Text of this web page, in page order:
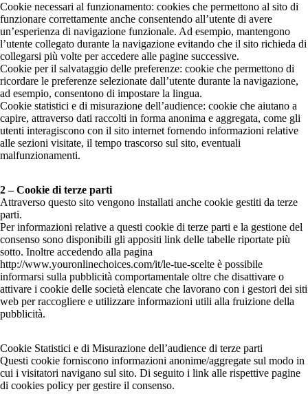
Cookie necessari al funzionamento: cookies che permettono al sito di
funzionare correttamente anche consentendo all’utente di avere
un’esperienza di navigazione funzionale. Ad esempio, mantengono
l’utente collegato durante la navigazione evitando che il sito richieda di
collegarsi più volte per accedere alle pagine successive.
Cookie per il salvataggio delle preferenze: cookie che permettono di
ricordare le preferenze selezionate dall’utente durante la navigazione,
ad esempio, consentono di impostare la lingua.
Cookie statistici e di misurazione dell’audience: cookie che aiutano a
capire, attraverso dati raccolti in forma anonima e aggregata, come gli
utenti interagiscono con il sito internet fornendo informazioni relative
alle sezioni visitate, il tempo trascorso sul sito, eventuali
malfunzionamenti.
2 – Cookie di terze parti
Attraverso questo sito vengono installati anche cookie gestiti da terze
parti.
Per informazioni relative a questi cookie di terze parti e la gestione del
consenso sono disponibili gli appositi link delle tabelle riportate più
sotto. Inoltre accedendo alla pagina
http://www.youronlinechoices.com/it/le-tue-scelte è possibile
informarsi sulla pubblicità comportamentale oltre che disattivare o
attivare i cookie delle società elencate che lavorano con i gestori dei siti
web per raccogliere e utilizzare informazioni utili alla fruizione della
pubblicità.
Cookie Statistici e di Misurazione dell’audience di terze parti
Questi cookie forniscono informazioni anonime/aggregate sul modo in
cui i visitatori navigano sul sito. Di seguito i link alle rispettive pagine
di cookies policy per gestire il consenso.